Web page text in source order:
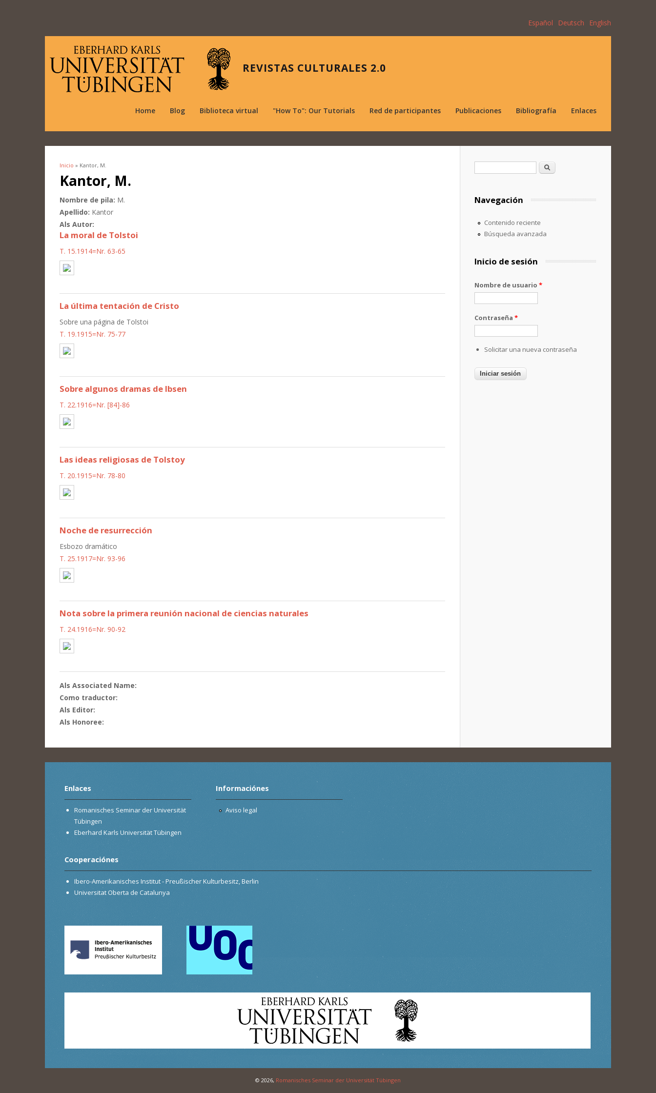
Español Deutsch English
REVISTAS CULTURALES 2.0
Home Blog Biblioteca virtual "How To": Our Tutorials Red de participantes Publicaciones Bibliografía Enlaces
Se encuentra usted aquí
Inicio » Kantor, M.
Kantor, M.
Nombre de pila: M.
Apellido: Kantor
Als Autor:
La moral de Tolstoi
T. 15.1914=Nr. 63-65
La última tentación de Cristo
Sobre una página de Tolstoi
T. 19.1915=Nr. 75-77
Sobre algunos dramas de Ibsen
T. 22.1916=Nr. [84]-86
Las ideas religiosas de Tolstoy
T. 20.1915=Nr. 78-80
Noche de resurrección
Esbozo dramático
T. 25.1917=Nr. 93-96
Nota sobre la primera reunión nacional de ciencias naturales
T. 24.1916=Nr. 90-92
Als Associated Name:
Como traductor:
Als Editor:
Als Honoree:
Formulario de búsqueda
Buscar
Navegación
Contenido reciente
Búsqueda avanzada
Inicio de sesión
Nombre de usuario *
Contraseña *
Solicitar una nueva contraseña
Enlaces
Romanisches Seminar der Universität
Tübingen
Eberhard Karls Universität Tübingen
Informaciónes
Aviso legal
Cooperaciónes
Ibero-Amerikanisches Institut - Preußischer Kulturbesitz, Berlin
Universitat Oberta de Catalunya
© 2026, Romanisches Seminar der Universität Tübingen